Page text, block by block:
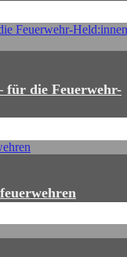
für die Feuerwehr-